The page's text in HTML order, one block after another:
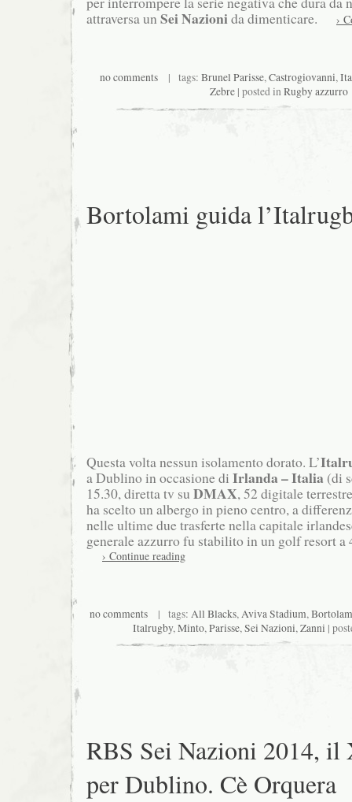
attraversa un Sei Nazionida dimenticare. ›
no comments| tags: Brunel Parisse,Castrogiovanni,
Zebre | posted inRugby azzurro
Bortolami guida
Questa volta nessun isolamento dorato. L’
a Dublino in occasione di Irlanda – Italia (di
15.30, diretta tv su DMAX, 52 digitale
ha scelto un albergo in pieno centro, a
nelle ultime due trasferte nella capitale
generale azzurro fu stabilito in un golf resort
› Continue reading
no comments| tags: All Blacks,Aviva Stadium,
Italrugby,Minto,Parisse,Sei Nazioni,Zanni |
RBS Sei Nazioni 2014, il
per Dublino. Cè Orquera